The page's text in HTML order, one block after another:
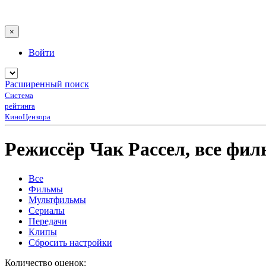
×
Войти
Расширенный поиск
Система
рейтинга
КиноЦензора
Режиссёр Чак Рассел, все
Все
Фильмы
Мультфильмы
Сериалы
Передачи
Клипы
Сбросить настройки
Количество оценок: